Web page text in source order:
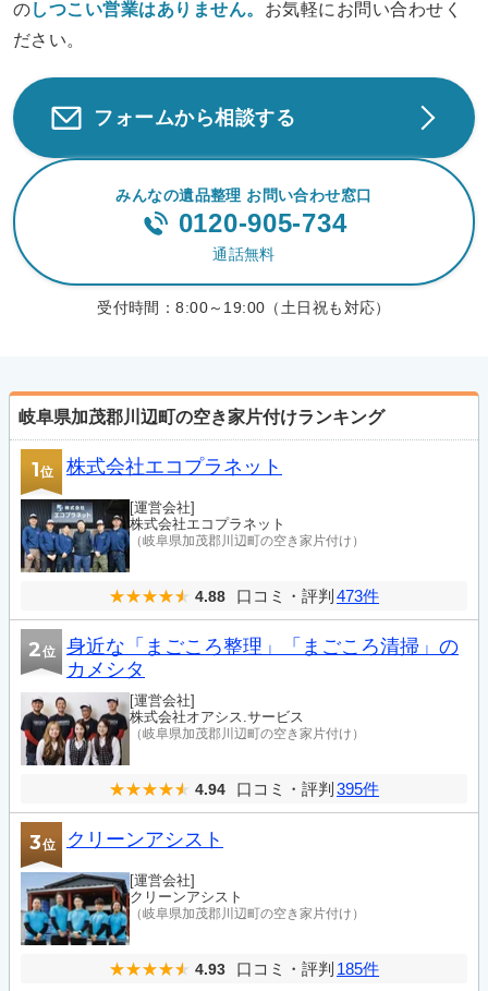
のしつこい営業はありません。 お気軽にお問い合わせく
ださい。
フォームから相談する
みんなの遺品整理 お問い合わせ窓口
0120-905-734
通話無料
受付時間：8:00～19:00（土日祝も対応）
岐阜県加茂郡川辺町の空き家片付けランキング
1位 株式会社エコプラネット
[運営会社]
株式会社エコプラネット
（岐阜県加茂郡川辺町の空き家片付け）
4.88 口コミ・評判 473件
2位
身近な「まごころ整理」「まごころ清掃」の
カメシタ
[運営会社]
株式会社オアシス.サービス
（岐阜県加茂郡川辺町の空き家片付け）
4.94 口コミ・評判 395件
3位 クリーンアシスト
[運営会社]
クリーンアシスト
（岐阜県加茂郡川辺町の空き家片付け）
4.93 口コミ・評判 185件